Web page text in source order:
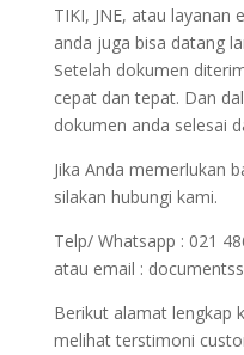
TIKI, JNE, atau layanan
anda juga bisa datang
Setelah dokumen
cepat dan tepat. Dan
dokumen anda selesai
Jika Anda memerlukan
silakan hubungi kami.
Telp/ Whatsapp : 021
atau email :
Berikut alamat lengkap
melihat terstimoni